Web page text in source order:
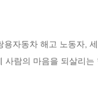
자동차 해고 노동자,
람의 마음을 되살리